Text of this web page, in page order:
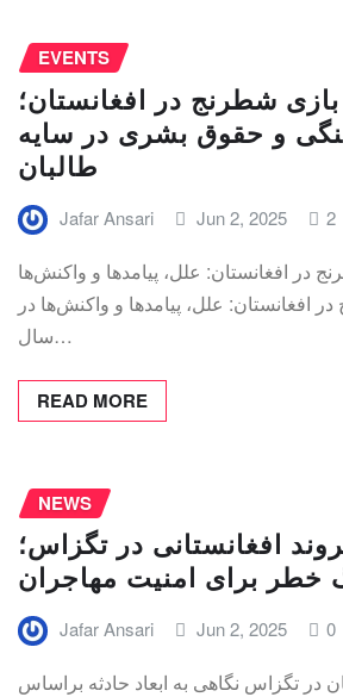
EVENTS
شطرنج در افغانستان؛
و حقوق بشری در سایه
طالبان
Jafar Ansari Jun 2, 2025 2
در افغانستان: علل، پیامدها و واکنش‌ها
افغانستان: علل، پیامدها و واکنش‌ها در
سال…
READ MORE
NEWS
افغانستانی در تگزاس؛
خطر برای امنیت مهاجران
Jafar Ansari Jun 2, 2025 0
در تگزاس نگاهی به ابعاد حادثه براساس